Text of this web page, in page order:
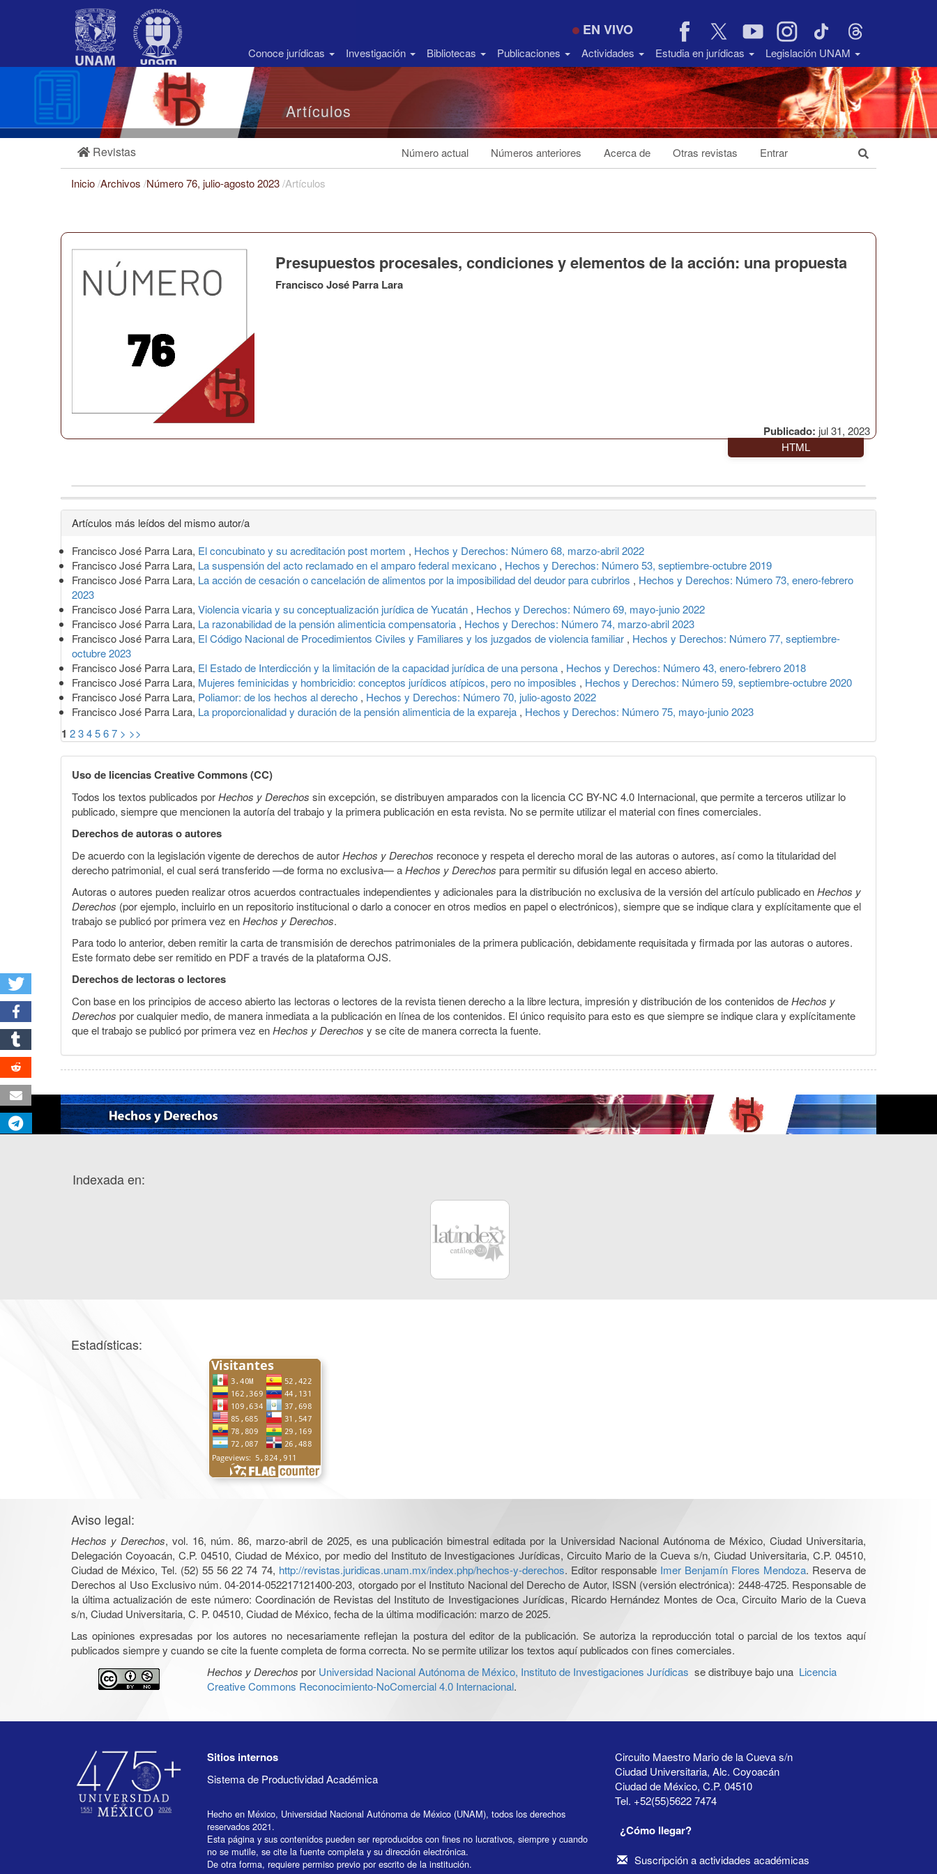
Barra
EN VIVO
Conoce jurídicas Investigación Bibliotecas Publicaciones Actividades Estudia en jurídicas Legislación UNAM
Artículos
Revistas Número actual Números anteriores Acerca de Otras revistas Entrar
Inicio/Archivos /Número 76, julio-agosto 2023/Artículos
Publicado: jul 31, 2023
Presupuestos procesales, condiciones y elementos de la acción: una propuesta
Francisco José Parra Lara
HTML
Detalles
del
artículo
Artículos más leídos del mismo autor/a
Francisco José Parra Lara, El concubinato y su acreditación post mortem , Hechos y Derechos: Número 68, marzo-abril 2022
Francisco José Parra Lara, La suspensión del acto reclamado en el amparo federal mexicano , Hechos y Derechos: Número 53, septiembre-octubre 2019
Francisco José Parra Lara, La acción de cesación o cancelación de alimentos por la imposibilidad del deudor para cubrirlos , Hechos y Derechos: Número 73, enero-febrero
2023
Francisco José Parra Lara, Violencia vicaria y su conceptualización jurídica de Yucatán , Hechos y Derechos: Número 69, mayo-junio 2022
Francisco José Parra Lara, La razonabilidad de la pensión alimenticia compensatoria , Hechos y Derechos: Número 74, marzo-abril 2023
Francisco José Parra Lara, El Código Nacional de Procedimientos Civiles y Familiares y los juzgados de violencia familiar , Hechos y Derechos: Número 77, septiembre-
octubre 2023
Francisco José Parra Lara, El Estado de Interdicción y la limitación de la capacidad jurídica de una persona , Hechos y Derechos: Número 43, enero-febrero 2018
Francisco José Parra Lara, Mujeres feminicidas y hombricidio: conceptos jurídicos atípicos, pero no imposibles , Hechos y Derechos: Número 59, septiembre-octubre 2020
Francisco José Parra Lara, Poliamor: de los hechos al derecho , Hechos y Derechos: Número 70, julio-agosto 2022
Francisco José Parra Lara, La proporcionalidad y duración de la pensión alimenticia de la expareja , Hechos y Derechos: Número 75, mayo-junio 2023
1 234567 > >>
Uso de licencias Creative Commons (CC)
Todos los textos publicados porHechos y Derechos sin excepción, se distribuyen amparados con la licencia CC BY-NC 4.0 Internacional, que permite a terceros utilizar lo
publicado, siempre que mencionen la autoría del trabajo y la primera publicación en esta revista. No se permite utilizar el material con fines comerciales.
Derechos de autoras o autores
De acuerdo con la legislación vigente de derechos de autorHechos y Derechos reconoce y respeta el derecho moral de las autoras o autores, así como la titularidad del
derecho patrimonial, el cual será transferido —de forma no exclusiva— aHechos y Derechos para permitir su difusión legal en acceso abierto.
Autoras o autores pueden realizar otros acuerdos contractuales independientes y adicionales para la distribución no exclusiva de la versión del artículo publicado enHechos y
Derechos (por ejemplo, incluirlo en un repositorio institucional o darlo a conocer en otros medios en papel o electrónicos), siempre que se indique clara y explícitamente que el
trabajo se publicó por primera vez enHechos y Derechos.
Para todo lo anterior, deben remitir la carta de transmisión de derechos patrimoniales de la primera publicación, debidamente requisitada y firmada por las autoras o autores.
Este formato debe ser remitido en PDF a través de la plataforma OJS.
Derechos de lectoras o lectores
Con base en los principios de acceso abierto las lectoras o lectores de la revista tienen derecho a la libre lectura, impresión y distribución de los contenidos deHechos y
Derechos por cualquier medio, de manera inmediata a la publicación en línea de los contenidos. El único requisito para esto es que siempre se indique clara y explícitamente
que el trabajo se publicó por primera vez enHechos y Derechos y se cite de manera correcta la fuente.
Indexada en:
Estadísticas:
Aviso legal:
Hechos y Derechos, vol. 16, núm. 86, marzo-abril de 2025, es una publicación bimestral editada por la Universidad Nacional Autónoma de México, Ciudad Universitaria,
Delegación Coyoacán, C.P. 04510, Ciudad de México, por medio del Instituto de Investigaciones Jurídicas, Circuito Mario de la Cueva s/n, Ciudad Universitaria, C.P. 04510,
Ciudad de México, Tel. (52) 55 56 22 74 74, http://revistas.juridicas.unam.mx/index.php/hechos-y-derechos. Editor responsable Imer Benjamín Flores Mendoza. Reserva de
Derechos al Uso Exclusivo núm. 04-2014-052217121400-203, otorgado por el Instituto Nacional del Derecho de Autor, ISSN (versión electrónica): 2448-4725. Responsable de
la última actualización de este número: Coordinación de Revistas del Instituto de Investigaciones Jurídicas, Ricardo Hernández Montes de Oca, Circuito Mario de la Cueva
s/n, Ciudad Universitaria, C. P. 04510, Ciudad de México, fecha de la última modificación: marzo de 2025.
Las opiniones expresadas por los autores no necesariamente reflejan la postura del editor de la publicación. Se autoriza la reproducción total o parcial de los textos aquí
publicados siempre y cuando se cite la fuente completa de forma correcta. No se permite utilizar los textos aquí publicados con fines comerciales.
Hechos y Derechos por Universidad Nacional Autónoma de México, Instituto de Investigaciones Jurídicas se distribuye bajo una Licencia
Creative Commons Reconocimiento-NoComercial 4.0 Internacional.
Sitios internos
Sistema de Productividad Académica
Hecho en México, Universidad Nacional Autónoma de México (UNAM), todos los derechos
reservados 2021.
Esta página y sus contenidos pueden ser reproducidos con fines no lucrativos, siempre y cuando
no se mutile, se cite la fuente completa y su dirección electrónica.
De otra forma, requiere permiso previo por escrito de la institución.
Circuito Maestro Mario de la Cueva s/n
Ciudad Universitaria, Alc. Coyoacán
Ciudad de México, C.P. 04510
Tel. +52(55)5622 7474
¿Cómo llegar?
Suscripción a actividades académicas